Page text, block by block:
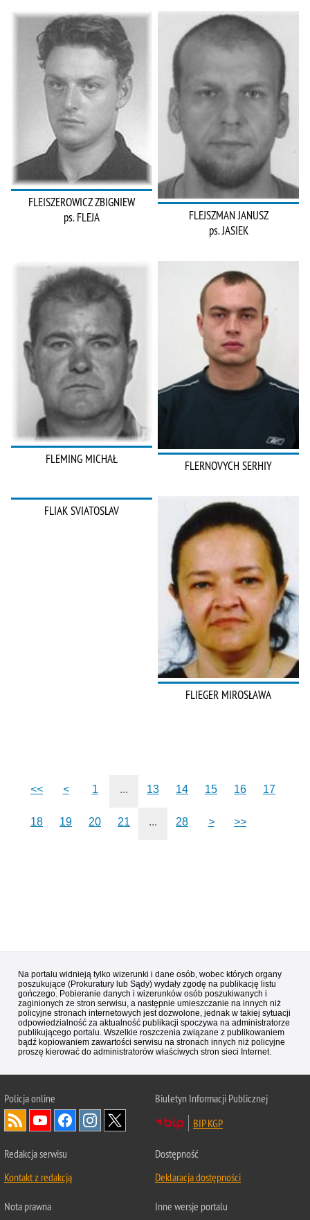
FLEISZEROWICZ ZBIGNIEW
ps. FLEJA
FLEJSZMAN JANUSZ
ps. JASIEK
FLEMING MICHAŁ FLERNOVYCH SERHIY
FLIAK SVIATOSLAV
FLIEGER MIROSŁAWA
<< < 1 ... 13 14 15 16 17
18 19 20 21 ... 28 > >>
Na portalu widnieją tylko wizerunki i dane osób, wobec których organy
poszukujące (Prokuratury lub Sądy) wydały zgodę na publikację listu
gończego. Pobieranie danych i wizerunków osób poszukiwanych i
zaginionych ze stron serwisu, a następnie umieszczanie na innych niż
policyjne stronach internetowych jest dozwolone, jednak w takiej sytuacji
odpowiedzialność za aktualność publikacji spoczywa na administratorze
publikującego portalu. Wszelkie roszczenia związane z publikowaniem
bądź kopiowaniem zawartości serwisu na stronach innych niż policyjne
proszę kierować do administratorów właściwych stron sieci Internet.
Policjaonline
Biuletyn Informacji Publicznej
BIP KGP
Redakcja serwisu
Kontakt z redakcją
Dostępność
Deklaracja dostępności
Nota prawna
Inne wersje portalu